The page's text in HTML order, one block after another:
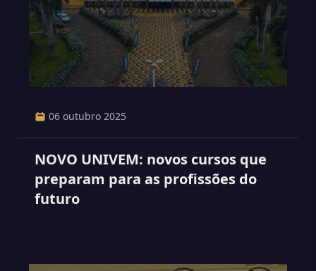
06 outubro 2025
NOVO UNIVEM: novos cursos que
preparam para as profissões do
futuro